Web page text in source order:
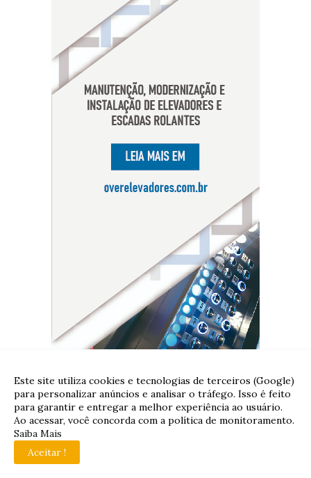
Destaques
# FOLHA DO PLANALTO
Quase 65 mil famílias ainda
Este site utiliza cookies e tecnologias de terceiros (Google)
para personalizar anúncios e analisar o tráfego. Isso é feito
para garantir e entregar a melhor experiência ao usuário.
Ao acessar, você concorda com a política de monitoramento.
Saiba Mais
Aceitar !